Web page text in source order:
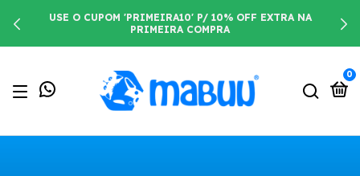
USE O CUPOM 'PRIMEIRA10' P/ 10% OFF EXTRA NA
PRIMEIRA COMPRA
0